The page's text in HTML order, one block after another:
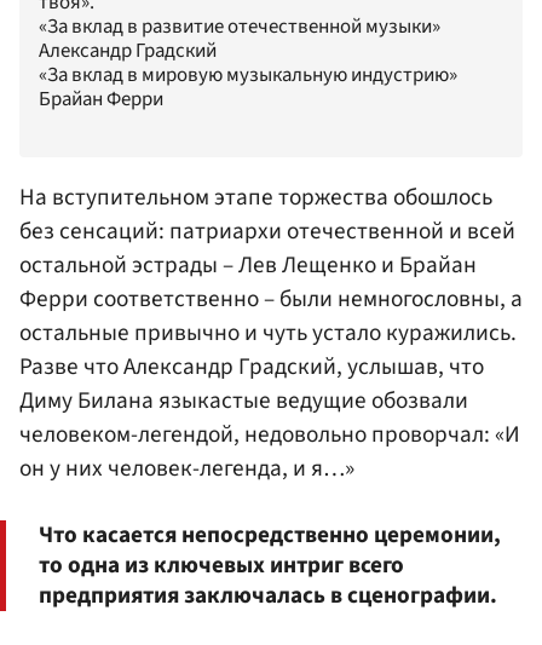
«За вклад в развитие отечественной музыки»
Александр Градский
«За вклад в мировую музыкальную индустрию»
Брайан Ферри
На вступительном этапе торжества обошлось
без сенсаций: патриархи отечественной и всей
остальной эстрады –Лев Лещенкои Брайан
Ферри соответственно – были немногословны, а
остальные привычно и чуть устало куражились.
Разве что Александр Градский, услышав, что
Диму Билана языкастые ведущие обозвали
человеком-легендой, недовольно проворчал: «И
он у них человек-легенда, и я…»
Что касается непосредственно церемонии,
то одна из ключевых интриг всего
предприятия заключалась в сценографии.